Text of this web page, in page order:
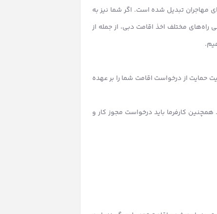
مهاجران تبدیل شده است. اگر شما نیز به
راه‌های مختلف اخذ اقامت دبی، از جمله از
حمایت از درخواست اقامت شما را بر عهده
کارفرما باید درخواست مجوز کار و